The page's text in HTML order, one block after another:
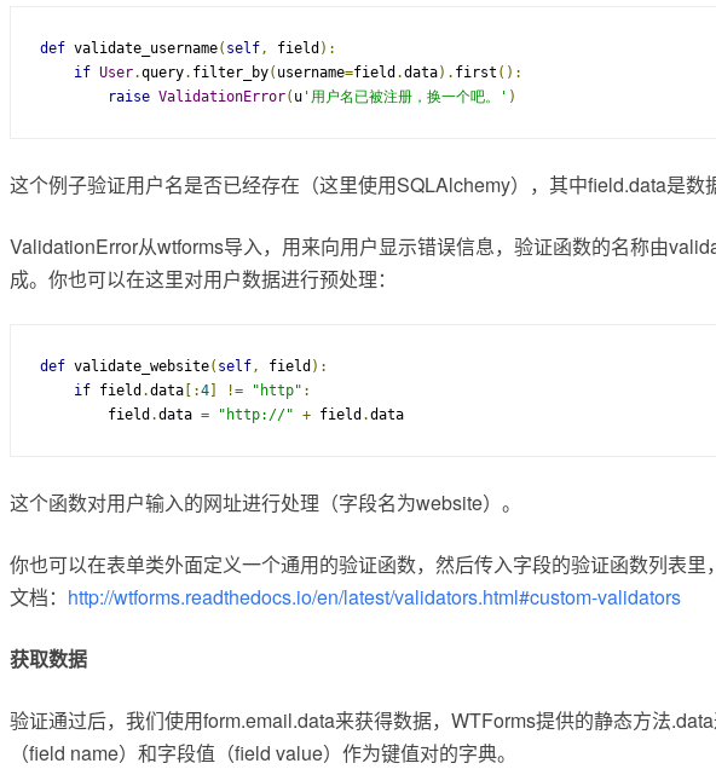
def validate_username( self, field ):
if User.query. filter_by( username=field .data). first ():
raise ValidationError( u '用户名已被注册，换一个吧。' )
这个例子验证用户名是否已经存在（这里使用SQLAlchemy），其中field.data是数
ValidationError从wtforms导入，用来向用户显示错误信息，验证函数的名称由
成。你也可以在这里对用户数据进行预处理：
def validate_website( self, field ):
if field .data [:4 != "http" :
        field
.data = "http://" + field .data
这个函数对用户输入的网址进行处理（字段名为website）。
你也可以在表单类外面定义一个通用的验证函数，然后传入字段的验证函数列表里
文档： http://wtforms.readthedocs.io/en/latest/validators.html#custom-validators
获取数据
验证通过后，我们使用form.email.data来获得数据，WTForms提供的静态方法
（field name）和字段值（field value）作为键值对的字典。